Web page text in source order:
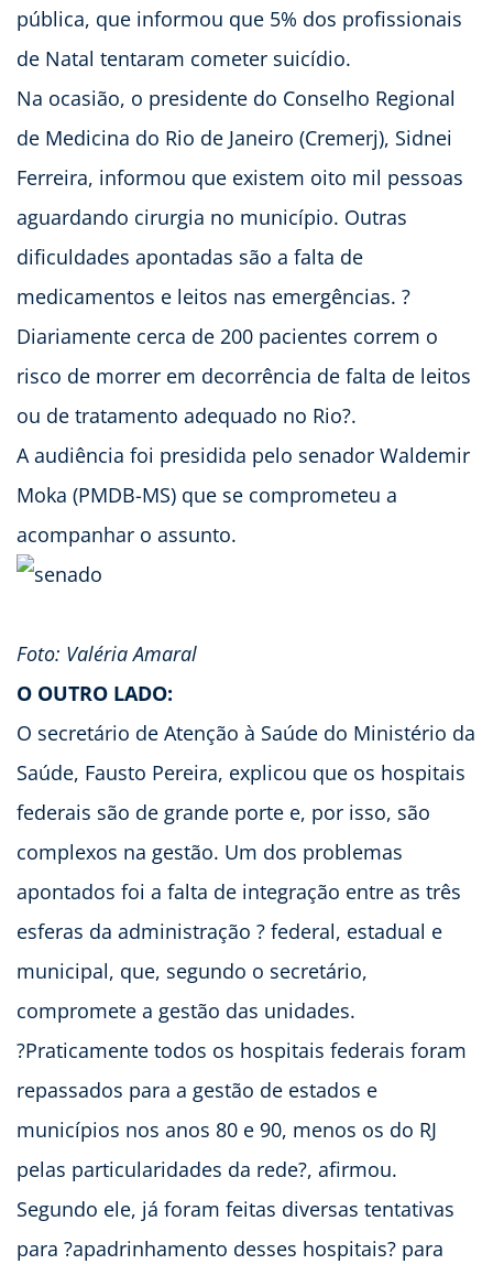
pública, que informou que 5% dos profissionais
de Natal tentaram cometer suicídio.
Na ocasião, o presidente do Conselho Regional
de Medicina do Rio de Janeiro (Cremerj), Sidnei
Ferreira, informou que existem oito mil pessoas
aguardando cirurgia no município. Outras
dificuldades apontadas são a falta de
medicamentos e leitos nas emergências. ?
Diariamente cerca de 200 pacientes correm o
risco de morrer em decorrência de falta de leitos
ou de tratamento adequado no Rio?.
A audiência foi presidida pelo senador Waldemir
Moka (PMDB-MS) que se comprometeu a
acompanhar o assunto.
Foto: Valéria Amaral
O OUTRO LADO:
O secretário de Atenção à Saúde do Ministério da
Saúde, Fausto Pereira, explicou que os hospitais
federais são de grande porte e, por isso, são
complexos na gestão. Um dos problemas
apontados foi a falta de integração entre as três
esferas da administração ? federal, estadual e
municipal, que, segundo o secretário,
compromete a gestão das unidades.
?Praticamente todos os hospitais federais foram
repassados para a gestão de estados e
municípios nos anos 80 e 90, menos os do RJ
pelas particularidades da rede?, afirmou.
Segundo ele, já foram feitas diversas tentativas
para ?apadrinhamento desses hospitais? para